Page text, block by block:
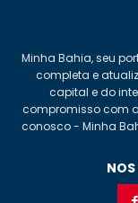
Minha Bahia, seu
completa e
capital e do
compromisso com
conosco - Minha